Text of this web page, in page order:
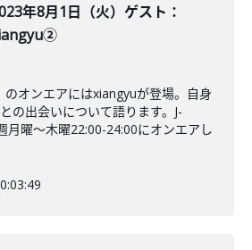
年8月1日（火）ゲスト：
オンエアにはxiangyuが登場。自身
の出会いについて語ります。J-
月曜～木曜22:00-24:00にオンエアし